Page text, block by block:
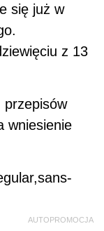
się już w
z 13
przepisów
wniesienie
AUTOPROMOCJA